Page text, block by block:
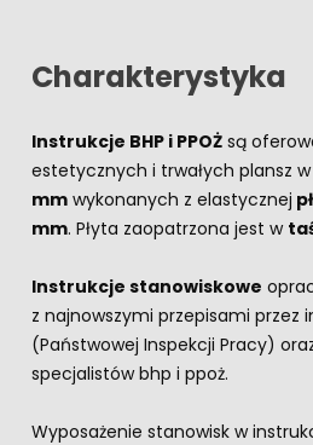
Charakterystyka
Instrukcje BHP i PPOŻ są
estetycznych i trwałych plansz w
mm wykonanych z elastycznej
mm. Płyta zaopatrzona jest w
Instrukcje stanowiskowe
z najnowszymi przepisami przez
(Państwowej Inspekcji Pracy)
specjalistów bhp i ppoż.
Wyposażenie stanowisk w